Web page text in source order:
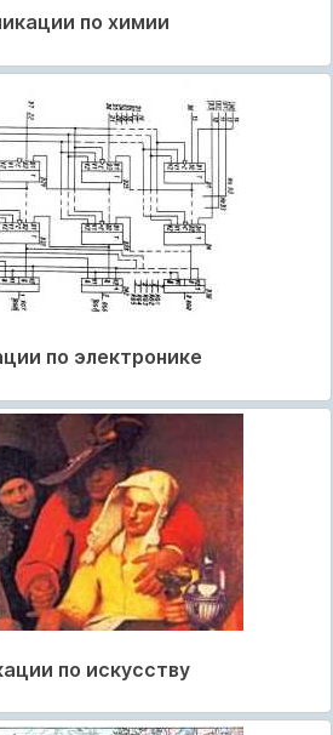
по химии
по электронике
по искусству